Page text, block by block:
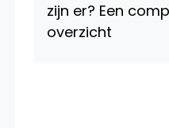
zijn er? Een
overzicht